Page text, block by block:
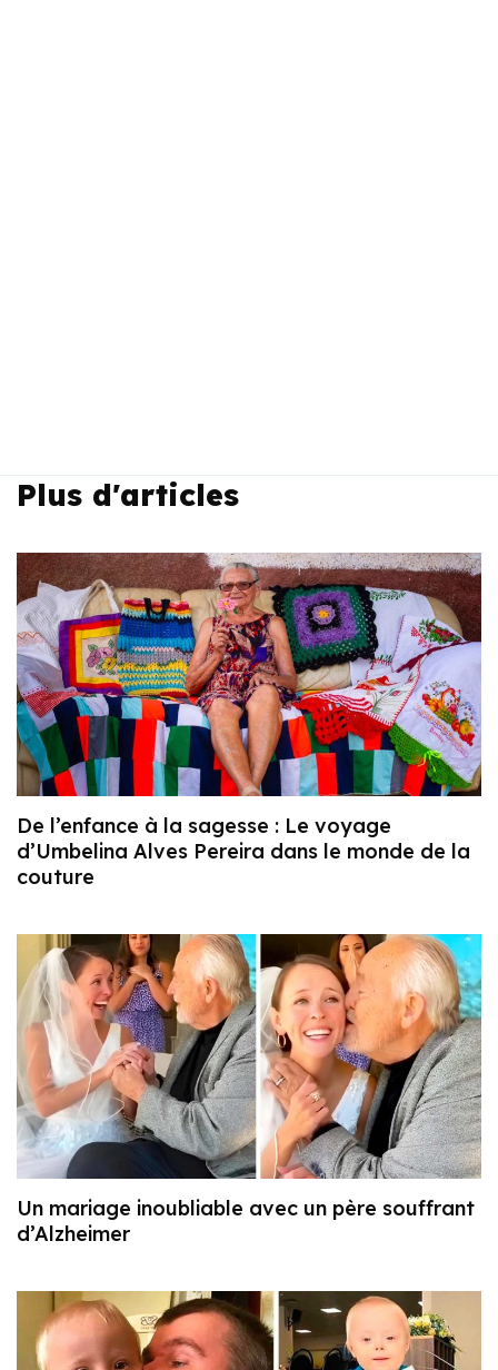
Plus d'articles
De l’enfance à la sagesse : Le voyage
d’Umbelina Alves Pereira dans le monde de la
couture
Un mariage inoubliable avec un père souffrant
d’Alzheimer